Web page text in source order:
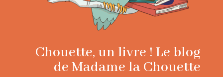
Chouette, un livre ! Le blog
de Madame la Chouette